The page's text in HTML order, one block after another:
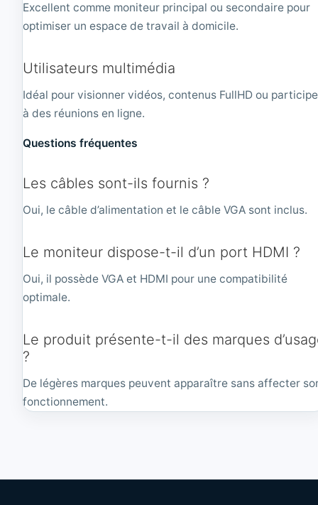
Excellent comme moniteur principal ou secondaire pour
optimiser un espace de travail à domicile.
Utilisateurs multimédia
Idéal pour visionner vidéos, contenus FullHD ou
à des réunions en ligne.
Questions fréquentes
Les câbles sont-ils fournis ?
Oui, le câble d’alimentation et le câble VGA sont inclus.
Le moniteur dispose-t-il d’un port HDMI ?
Oui, il possède VGA et HDMI pour une compatibilité
optimale.
Le produit présente-t-il des marques
?
De légères marques peuvent apparaître sans affecter
fonctionnement.